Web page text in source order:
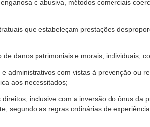
e abusiva, métodos comerciais
que estabeleçam prestações
danos patrimoniais e morais, individuais,
administrativos com vistas à prevenção ou
aos necessitados;
inclusive com a inversão do ônus
segundo as regras ordinárias de